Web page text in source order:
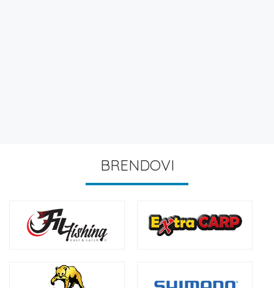
BRENDOVI